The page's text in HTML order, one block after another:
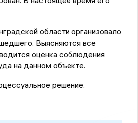
области организовало
Выясняются все
оценка соблюдения
на данном объекте.
решение.